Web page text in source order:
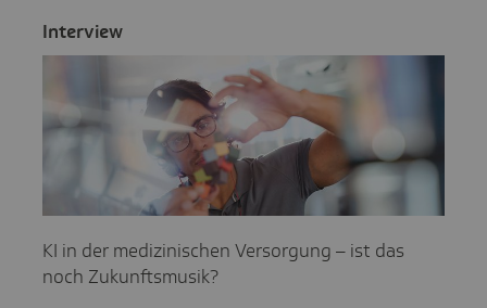
Inter­view
KI in der medizinischen Versorgung – ist das
noch Zukunftsmusik?